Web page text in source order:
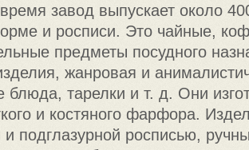
завод выпускает около
и росписи. Это чайные,
предметы посудного
жанровая и
блюда, тарелки и т. д. Они
и костяного фарфора.
и подглазурной росписью,